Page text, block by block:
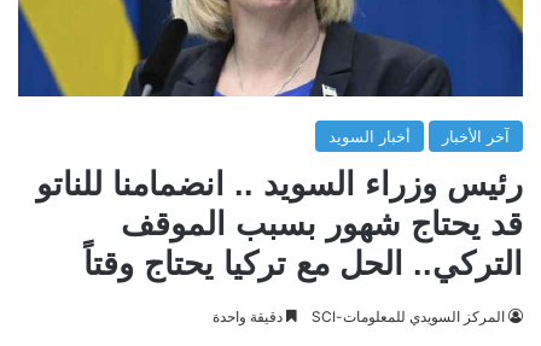
آخر الأخبار أخبار السويد
رئيس وزراء السويد .. انضمامنا للناتو
قد يحتاج شهور بسبب الموقف
التركي.. الحل مع تركيا يحتاج وقتاً
المركز السويدي للمعلومات-SCI دقيقة واحدة